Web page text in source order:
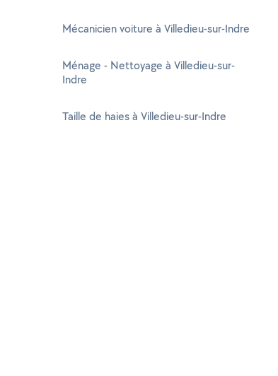
Mécanicien voiture à Villedieu-sur-Indre
Ménage - Nettoyage à Villedieu-sur-
Indre
Taille de haies à Villedieu-sur-Indre